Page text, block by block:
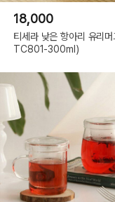
18,000
티세라 낮은 항아리 유리
TC801-300ml)